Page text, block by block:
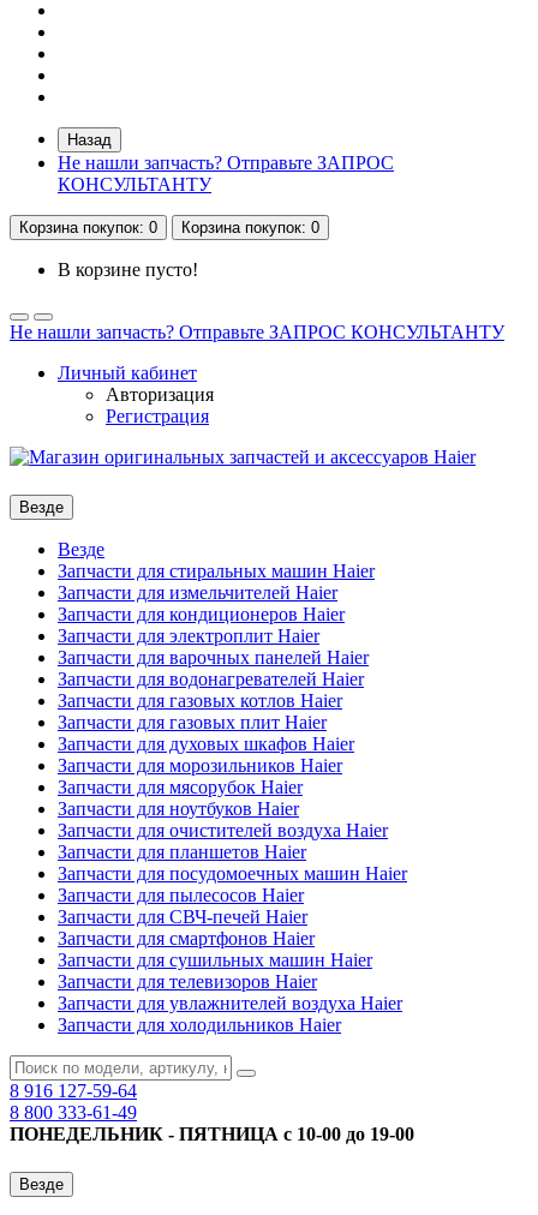
Назад
Не нашли запчасть? Отправьте ЗАПРОС
КОНСУЛЬТАНТУ
Корзинапокупок: 0 Корзинапокупок: 0
В корзине пусто!
Не нашли запчасть? Отправьте ЗАПРОС КОНСУЛЬТАНТУ
Личный кабинет
Авторизация
Регистрация
Везде
Везде
Запчасти для стиральных машин Haier
Запчасти для измельчителей Haier
Запчасти для кондиционеров Haier
Запчасти для электроплит Haier
Запчасти для варочных панелей Haier
Запчасти для водонагревателей Haier
Запчасти для газовых котлов Haier
Запчасти для газовых плит Haier
Запчасти для духовых шкафов Haier
Запчасти для морозильников Haier
Запчасти для мясорубок Haier
Запчасти для ноутбуков Haier
Запчасти для очистителей воздуха Haier
Запчасти для планшетов Haier
Запчасти для посудомоечных машин Haier
Запчасти для пылесосов Haier
Запчасти для СВЧ-печей Haier
Запчасти для смартфонов Haier
Запчасти для сушильных машин Haier
Запчасти для телевизоров Haier
Запчасти для увлажнителей воздуха Haier
Запчасти для холодильников Haier
8 916 127-59-64
8 800 333-61-49
ПОНЕДЕЛЬНИК - ПЯТНИЦА с 10-00 до 19-00
Везде